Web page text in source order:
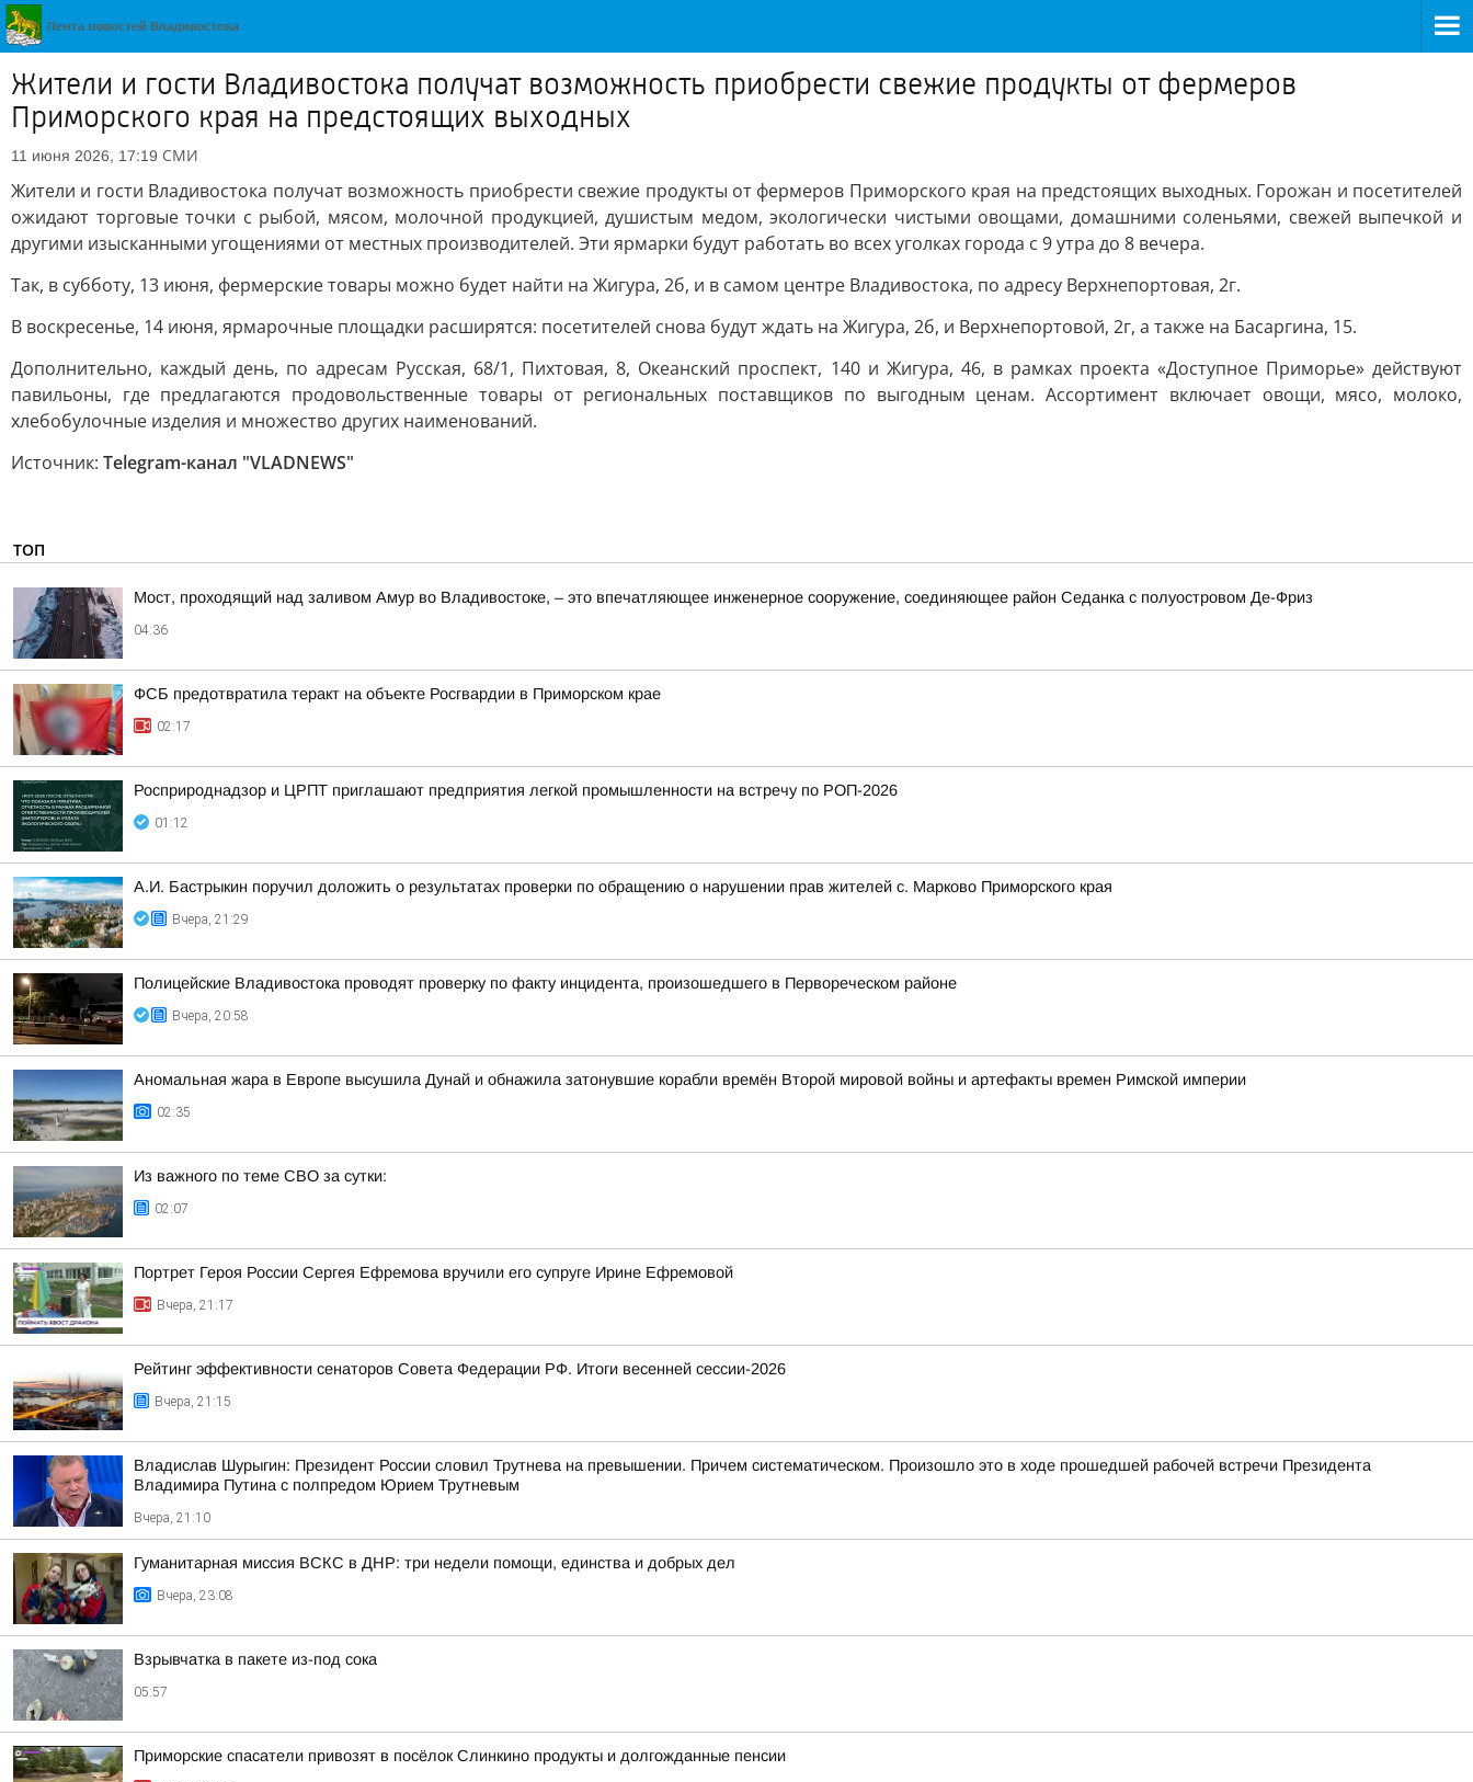
Жители и гости Владивостока получат возможность приобрести свежие продукты от фермеров
Приморского края на предстоящих выходных
11 июня 2026, 17:19 СМИ
Жители и гости Владивостока получат возможность приобрести свежие продукты от фермеров Приморского края на предстоящих выходных. Горожан и посетителей
ожидают торговые точки с рыбой, мясом, молочной продукцией, душистым медом, экологически чистыми овощами, домашними соленьями, свежей выпечкой и
другими изысканными угощениями от местных производителей. Эти ярмарки будут работать во всех уголках города с 9 утра до 8 вечера.
Так, в субботу, 13 июня, фермерские товары можно будет найти на Жигура, 2б, и в самом центре Владивостока, по адресу Верхнепортовая, 2г.
В воскресенье, 14 июня, ярмарочные площадки расширятся: посетителей снова будут ждать на Жигура, 2б, и Верхнепортовой, 2г, а также на Басаргина, 15.
Дополнительно, каждый день, по адресам Русская, 68/1, Пихтовая, 8, Океанский проспект, 140 и Жигура, 46, в рамках проекта «Доступное Приморье» действуют
павильоны, где предлагаются продовольственные товары от региональных поставщиков по выгодным ценам. Ассортимент включает овощи, мясо, молоко,
хлебобулочные изделия и множество других наименований.
Источник: Telegram-канал "VLADNEWS"
ТОП
Мост, проходящий над заливом Амур во Владивостоке, – это впечатляющее инженерное сооружение, соединяющее район Седанка с полуостровом Де-Фриз
04:36
ФСБ предотвратила теракт на объекте Росгвардии в Приморском крае
02:17
Росприроднадзор и ЦРПТ приглашают предприятия легкой промышленности на встречу по РОП-2026
01:12
А.И. Бастрыкин поручил доложить о результатах проверки по обращению о нарушении прав жителей с. Марково Приморского края
Вчера, 21:29
Полицейские Владивостока проводят проверку по факту инцидента, произошедшего в Первореческом районе
Вчера, 20:58
Аномальная жара в Европе высушила Дунай и обнажила затонувшие корабли времён Второй мировой войны и артефакты времен Римской империи
02:35
Из важного по теме СВО за сутки:
02:07
Портрет Героя России Сергея Ефремова вручили его супруге Ирине Ефремовой
Вчера, 21:17
Рейтинг эффективности сенаторов Совета Федерации РФ. Итоги весенней сессии-2026
Вчера, 21:15
Владислав Шурыгин: Президент России словил Трутнева на превышении. Причем систематическом. Произошло это в ходе прошедшей рабочей встречи Президента
Владимира Путина с полпредом Юрием Трутневым
Вчера, 21:10
Гуманитарная миссия ВСКС в ДНР: три недели помощи, единства и добрых дел
Вчера, 23:08
Взрывчатка в пакете из-под сока
05:57
Приморские спасатели привозят в посёлок Слинкино продукты и долгожданные пенсии